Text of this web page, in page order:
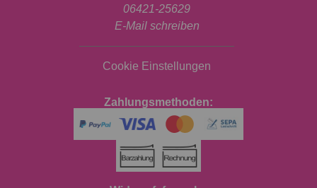
06421-25629
E-Mail schreiben
Cookie Einstellungen
Zahlungsmethoden: